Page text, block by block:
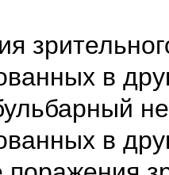
в
в